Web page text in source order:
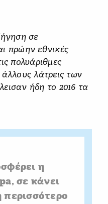
σε
πρώην εθνικές
πολυάριθμες
λάτρεις των
ήδη το 2016 τα
η
σε κάνει